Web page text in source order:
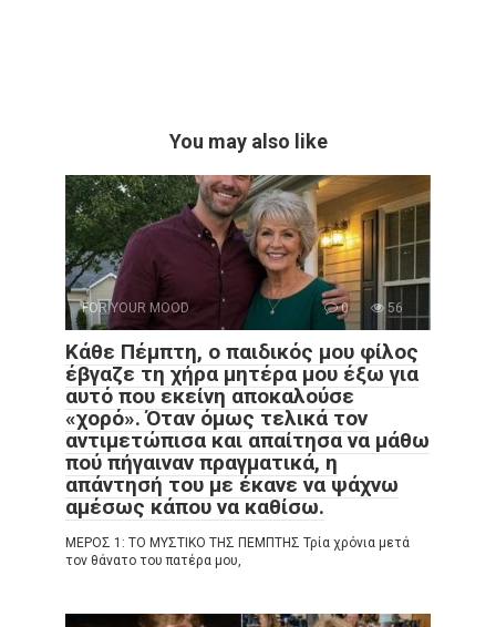
You may also like
FOR YOUR MOOD 0 56
Κάθε Πέμπτη, ο παιδικός μου φίλος
έβγαζε τη χήρα μητέρα μου έξω για
αυτό που εκείνη αποκαλούσε
«χορό». Όταν όμως τελικά τον
αντιμετώπισα και απαίτησα να μάθω
πού πήγαιναν πραγματικά, η
απάντησή του με έκανε να ψάχνω
αμέσως κάπου να καθίσω.
ΜΕΡΟΣ 1: ΤΟ ΜΥΣΤΙΚΟ ΤΗΣ ΠΕΜΠΤΗΣ Τρία χρόνια μετά
τον θάνατο του πατέρα μου,